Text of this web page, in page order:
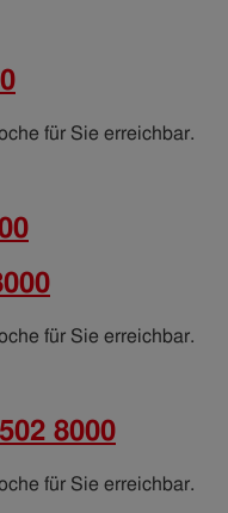
für Sie erreichbar.
für Sie erreichbar.
8000
für Sie erreichbar.